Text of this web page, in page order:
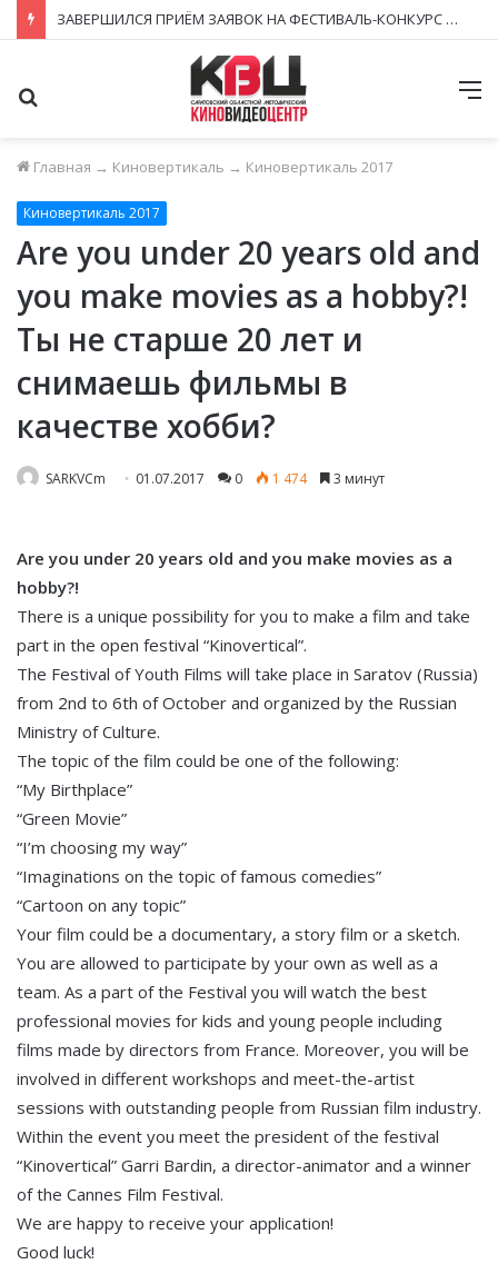
ЗАВЕРШИЛСЯ ПРИЁМ ЗАЯВОК НА ФЕСТИВАЛЬ-КОНКУРС «КИНОВЕРТИКАЛЬ 2026»
Главная → Киновертикаль → Киновертикаль 2017
Киновертикаль 2017
Are you under 20 years old and
you make movies as a hobby?!
Ты не старше 20 лет и
снимаешь фильмы в
качестве хобби?
SARKVCm 01.07.2017 0 1 474 3 минут
Are you under 20 years old and you make movies as a
hobby?!
There is a unique possibility for you to make a film and take
part in the open festival “Kinovertical”.
The Festival of Youth Films will take place in Saratov (Russia)
from 2nd to 6th of October and organized by the Russian
Ministry of Culture.
The topic of the film could be one of the following:
“My Birthplace”
“Green Movie”
“I’m choosing my way”
“Imaginations on the topic of famous comedies”
“Cartoon on any topic”
Your film could be a documentary, a story film or a sketch.
You are allowed to participate by your own as well as a
team. As a part of the Festival you will watch the best
professional movies for kids and young people including
films made by directors from France. Moreover, you will be
involved in different workshops and meet-the-artist
sessions with outstanding people from Russian film industry.
Within the event you meet the president of the festival
“Kinovertical” Garri Bardin, a director-animator and a winner
of the Cannes Film Festival.
We are happy to receive your application!
Good luck!